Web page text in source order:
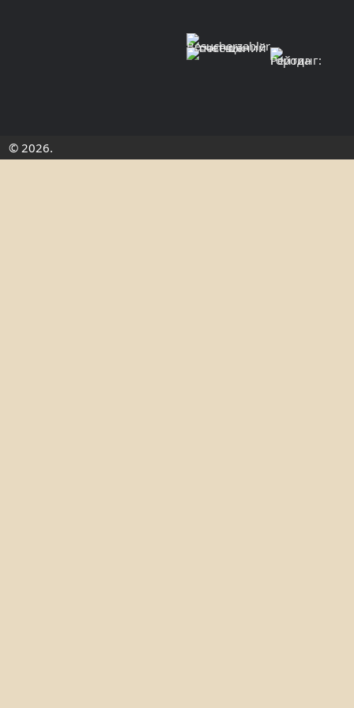
© 2026.